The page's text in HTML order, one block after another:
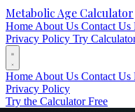
Metabolic Age Calculator
Home About Us Contact Us
Privacy Policy Try
Home About Us Contact Us
Privacy Policy
Try the Calculator Free